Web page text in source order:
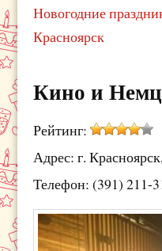
Новогодние
Красноярск
Кино и
Рейтинг:
Адрес: г.
Телефон: (391) 211-